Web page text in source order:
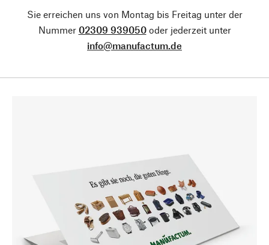
Sie erreichen uns von Montag bis Freitag unter der
Nummer 02309 939050oder jederzeit unter
info@manufactum.de